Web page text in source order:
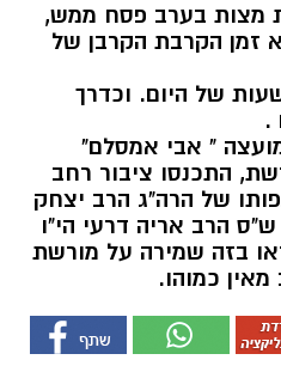
מצות בערב פסח ממש,
זמן הקרבת הקרבן של
של היום. וכדרך
.
" אבי אמסלם"
התכנסו ציבור רחב
של הרה"ג הרב יצחק
ש"ס הרב אריה דרעי הי"ו
בזה שמירה על מורשת
כמוהו.